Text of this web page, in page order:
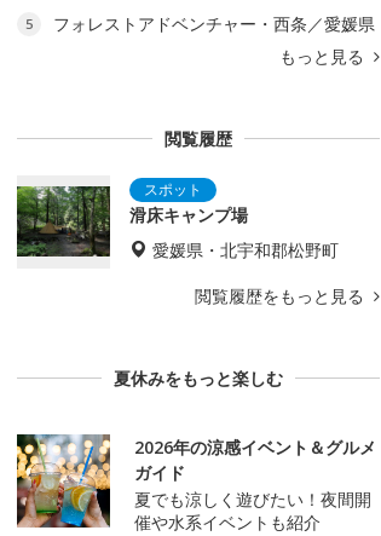
5
フォレストアドベンチャー・西条／愛媛県
もっと見る
閲覧履歴
滑床キャンプ場
愛媛県・北宇和郡松野町
閲覧履歴をもっと見る
夏休みをもっと楽しむ
2026年の涼感イベント＆グルメ
ガイド
夏でも涼しく遊びたい！夜間開
催や水系イベントも紹介